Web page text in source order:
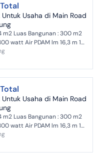
Usaha di Main Road
m2 Luas Bangunan : 300 m2
watt Air PDAM lm 16,3 m 1
Usaha di Main Road
m2 Luas Bangunan : 300 m2
watt Air PDAM lm 16,3 m 1